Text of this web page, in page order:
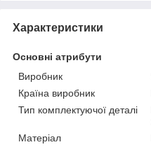
Характеристики
Основні атрибути
Виробник
Країна виробник
Тип комплектуючої деталі
Матеріал